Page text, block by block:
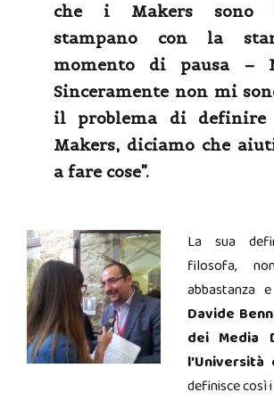
che i Makers sono
stampano con la
momento di pausa –
Sinceramente non mi
il problema di
Makers, diciamo che
a fare cose”.
La sua
filosofa,
abbastanza
Davide
dei Media
l’Università
definisce così